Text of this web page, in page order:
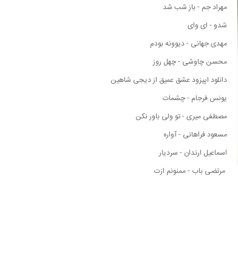
مهراد جم - باز شب شد
شدو - ای وای
مهدی جهانی - دیوونه بودم
محسن چاوشی - چهل روز
دانلود اپیزود عشق عمیق از دیجی شاهین
یونس فرجام - چشمات
مصطفی میری - تو ولی باور نکن
مسعود فراهانی - آواره
اسماعیل ارندان - سردیار
مرتضی باب - ممنونم ازت